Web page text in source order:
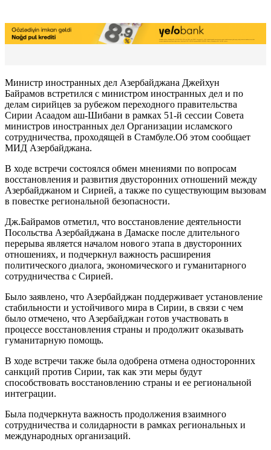
Министр иностранных дел Азербайджана Джейхун
Байрамов встретился с министром иностранных дел и по
делам сирийцев за рубежом переходного правительства
Сирии Асаадом аш-Шибани в рамках 51-й сессии Совета
министров иностранных дел Организации исламского
сотрудничества, проходящей в Стамбуле.Об этом сообщает
МИД Азербайджана.
В ходе встречи состоялся обмен мнениями по вопросам
восстановления и развития двусторонних отношений между
Азербайджаном и Сирией, а также по существующим вызовам
в повестке региональной безопасности.
Дж.Байрамов отметил, что восстановление деятельности
Посольства Азербайджана в Дамаске после длительного
перерыва является началом нового этапа в двусторонних
отношениях, и подчеркнул важность расширения
политического диалога, экономического и гуманитарного
сотрудничества с Сирией.
Было заявлено, что Азербайджан поддерживает установление
стабильности и устойчивого мира в Сирии, в связи с чем
было отмечено, что Азербайджан готов участвовать в
процессе восстановления страны и продолжит оказывать
гуманитарную помощь.
В ходе встречи также была одобрена отмена односторонних
санкций против Сирии, так как эти меры будут
способствовать восстановлению страны и ее региональной
интеграции.
Была подчеркнута важность продолжения взаимного
сотрудничества и солидарности в рамках региональных и
международных организаций.